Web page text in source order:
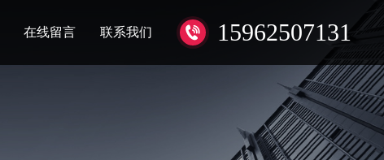
15962507131
在线留言 联系我们